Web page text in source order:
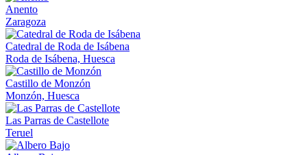
Anento
Zaragoza
Catedral de Roda de Isábena
Roda de Isábena, Huesca
Castillo de Monzón
Monzón, Huesca
Las Parras de Castellote
Teruel